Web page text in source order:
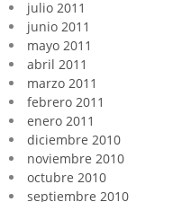
julio 2011
junio 2011
mayo 2011
abril 2011
marzo 2011
febrero 2011
enero 2011
diciembre 2010
noviembre 2010
octubre 2010
septiembre 2010